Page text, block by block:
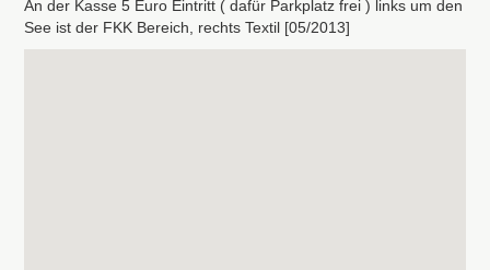
An der Kasse 5 Euro Eintritt ( dafür Parkplatz frei ) links um den
See ist der FKK Bereich, rechts Textil [05/2013]